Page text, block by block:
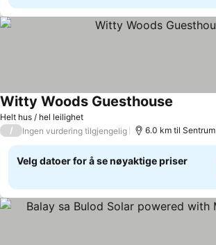
Helt hus / hel leilighet
Witty Woods Guesthouse
/ Ingen vurdering tilgjengelig 6.0 km til Sentrum
Velg datoer for å se nøyaktige priser